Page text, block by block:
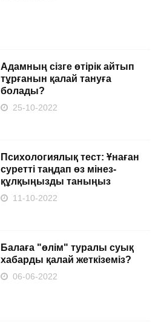
Адамның сізге өтірік айтып
тұрғанын қалай тануға
болады?
25-10-2022
Психологиялық тест: Ұнаған
суретті таңдап өз мінез-
құлқыңызды таныңыз
11-10-2022
Балаға "өлім" туралы суық
хабарды қалай жеткіземіз?
06-06-2022